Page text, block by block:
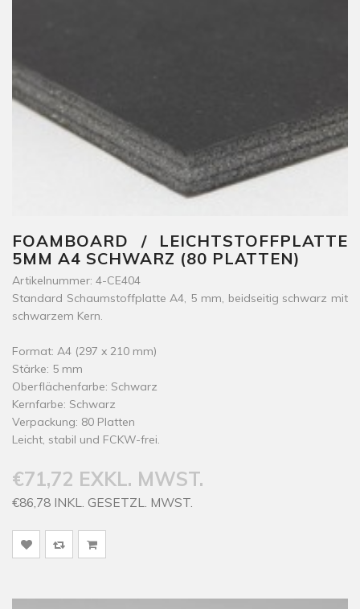
FOAMBOARD / LEICHTSTOFFPLATTE
5MM A4 SCHWARZ (80 PLATTEN)
Artikelnummer: 4-CE404
Standard Schaumstoffplatte A4, 5 mm, beidseitig schwarz mit
schwarzem Kern.
Format: A4 (297 x 210 mm)
Stärke: 5 mm
Oberflächenfarbe: Schwarz
Kernfarbe: Schwarz
Verpackung: 80 Platten
Leicht, stabil und FCKW-frei.
€71,72 EXKL. MWST.
€86,78 INKL. GESETZL. MWST.